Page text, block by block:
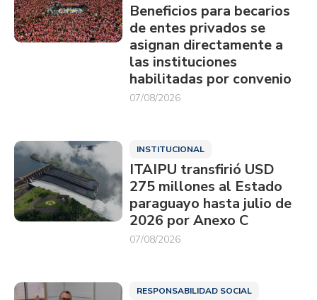
Beneficios para becarios
de entes privados se
asignan directamente a
las instituciones
habilitadas por convenio
07/08/2026
INSTITUCIONAL
ITAIPU transfirió USD
275 millones al Estado
paraguayo hasta julio de
2026 por Anexo C
07/08/2026
RESPONSABILIDAD SOCIAL